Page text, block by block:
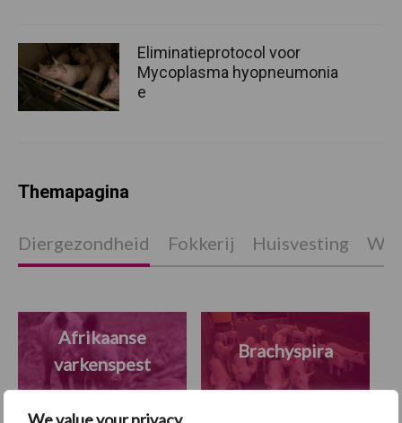
Eliminatieprotocol voor
Mycoplasma hyopneumonia
e
Themapagina
Diergezondheid Fokkerij Huisvesting
Afrikaanse
varkenspest
Brachyspira